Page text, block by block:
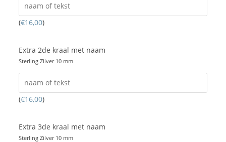
(€16,00)
Extra 2de kraal met naam
Sterling Zilver 10 mm
(€16,00)
Extra 3de kraal met naam
Sterling Zilver 10 mm